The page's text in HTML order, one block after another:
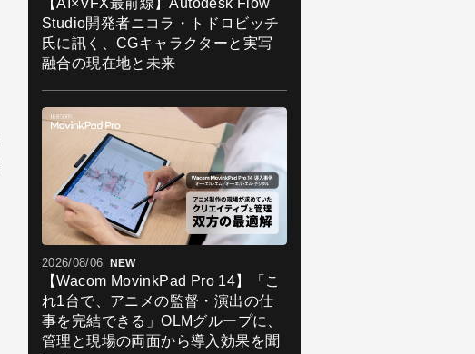
Studio開発者ニコラ・トドロビッチ
氏に訊く、CGキャラクターと実写
融合の現在地と未来
2026/08/06 NEW
【Wacom MovinkPad Pro 14】「こ
れ1台で、アニメの監督・演出の仕
事を完結できる」OLMグループに、
管理と現場の両面から導入効果を聞